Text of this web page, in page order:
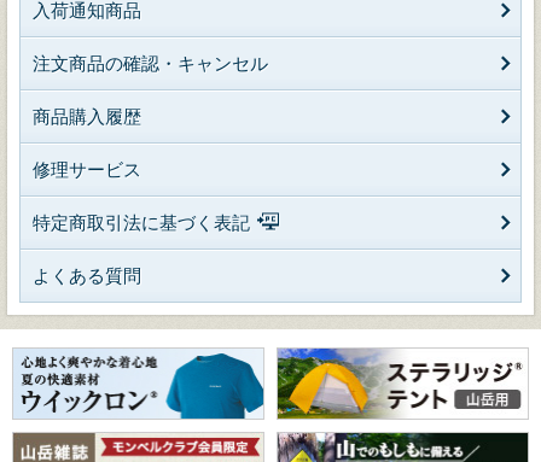
入荷通知商品
注文商品の確認・キャンセル
商品購入履歴
修理サービス
特定商取引法に基づく表記
よくある質問